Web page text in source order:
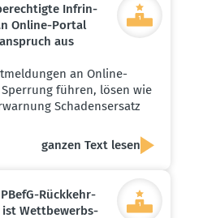
Infrin­
Online-Portal
aus
an Online-
führen, lösen wie
Schadensersatz
ganzen Text lesen
PBefG-Rückkehr­
ist Wettbe­werbs­